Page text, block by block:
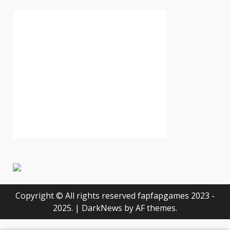
Copyright © All rights reserved fapfapgames 2023 -
2025. | DarkNews by AF themes.